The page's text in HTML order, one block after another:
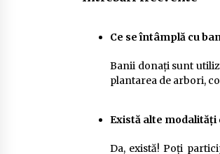
Ce se întâmplă cu
Banii donați sunt
plantarea de arbori,
Există alte modalități
Da, există! Poți